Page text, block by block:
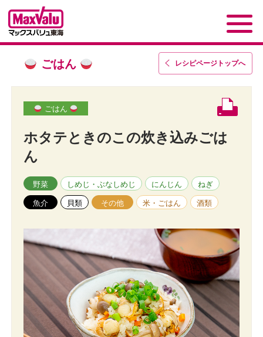
レシピページトップへ
ごはん
ごはん
ホタテときのこの炊き込みごは
ん
野菜 しめじ・ぶなしめじ にんじん ねぎ
魚介 貝類 その他 米・ごはん 酒類